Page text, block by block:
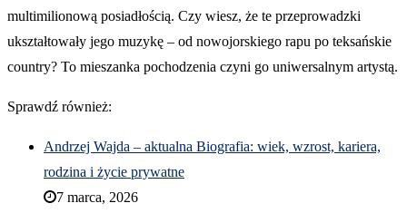
multimilionową posiadłością. Czy wiesz, że te przeprowadzki
ukształtowały jego muzykę – od nowojorskiego rapu po teksańskie
country? To mieszanka pochodzenia czyni go uniwersalnym artystą.
Sprawdź również:
Andrzej Wajda – aktualna Biografia: wiek, wzrost, kariera,
rodzina i życie prywatne
7 marca, 2026